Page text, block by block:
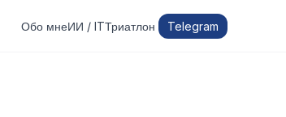
Обо мнеИИ / ITТриатлон Telegram